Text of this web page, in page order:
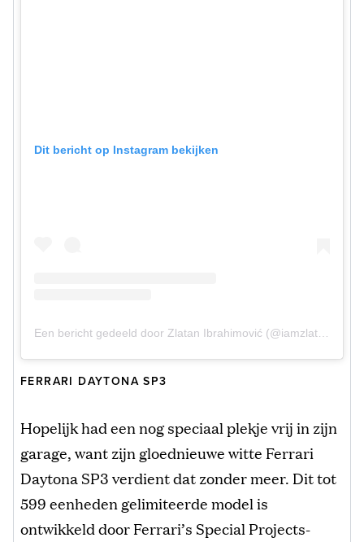
Dit bericht op Instagram bekijken
Een bericht gedeeld door Zlatan Ibrahimović (@iamzlatanibrahimovic)
FERRARI DAYTONA SP3
Hopelijk had een nog speciaal plekje vrij in zijn
garage, want zijn gloednieuwe witte Ferrari
Daytona SP3 verdient dat zonder meer. Dit tot
599 eenheden gelimiteerde model is
ontwikkeld door Ferrari’s Special Projects-